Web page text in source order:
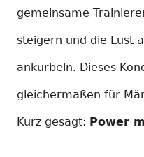
gemeinsame
steigern und die Lust
ankurbeln. Dieses
gleichermaßen für
Kurz gesagt: Power